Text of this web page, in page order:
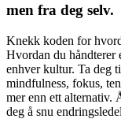
men fra deg selv.
Knekk koden for
Hvordan du håndterer
enhver kultur. Ta deg
mindfulness, fokus,
mer enn ett alternativ.
deg å snu